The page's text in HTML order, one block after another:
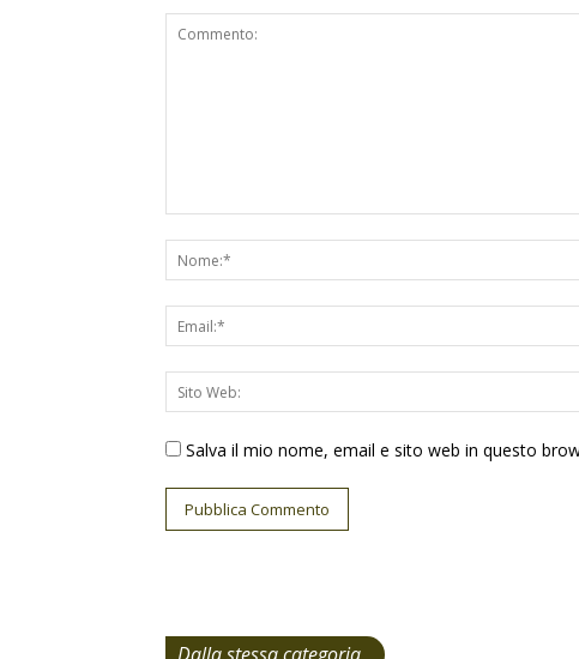
Salva il mio nome, email e sito web in questo